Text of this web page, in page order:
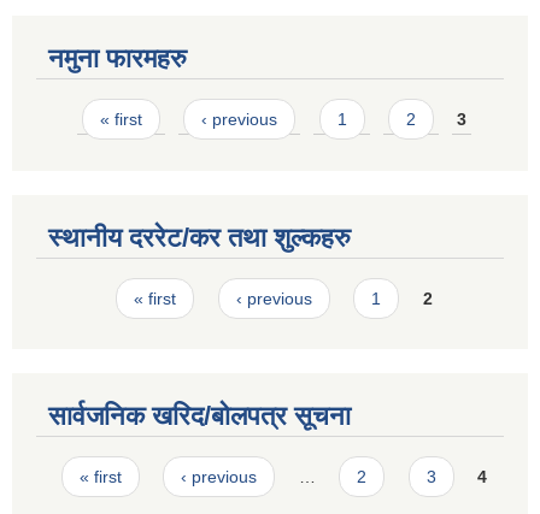
नमुना फारमहरु
Pages
« first ‹ previous 1 2 3
स्थानीय दररेट/कर तथा शुल्कहरु
Pages« first ‹ previous 1 2
सार्वजनिक खरिद/बोलपत्र सूचना
Pages
« first ‹ previous … 2 3 4